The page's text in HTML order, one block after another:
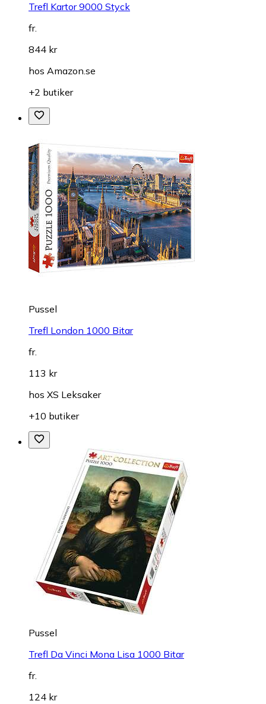
Trefl Kartor 9000 Styck
fr.
844 kr
hos Amazon.se
+2 butiker
Pussel
Trefl London 1000 Bitar
fr.
113 kr
hos XS Leksaker
+10 butiker
Pussel
Trefl Da Vinci Mona Lisa 1000 Bitar
fr.
124 kr